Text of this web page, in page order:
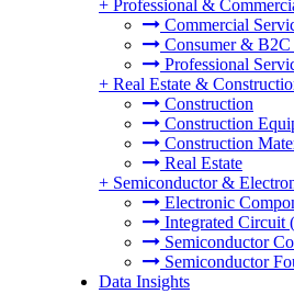
+ Professional &
Commercial
Consumer & B2C
Professional
+ Real Estate &
Construction
Construction
Construction
Real Estate
+ Semiconductor &
Electronic
Integrated Circuit
Semiconductor
Semiconductor
Data Insights